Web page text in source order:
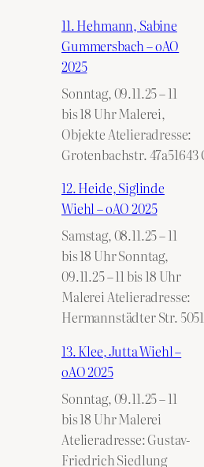
11. Hehmann, Sabine
Gummersbach – oAO
2025
Sonntag, 09.11.25 – 11
bis 18 Uhr Malerei,
Objekte Atelieradresse:
Grotenbachstr.
12. Heide, Siglinde
Wiehl – oAO 2025
Samstag, 08.11.25 – 11
bis 18 Uhr Sonntag,
09.11.25 – 11 bis 18 Uhr
Malerei Atelieradresse:
Hermannstädter Str.
13. Klee, Jutta Wiehl –
oAO 2025
Sonntag, 09.11.25 – 11
bis 18 Uhr Malerei
Atelieradresse: Gustav-
Friedrich Siedlung